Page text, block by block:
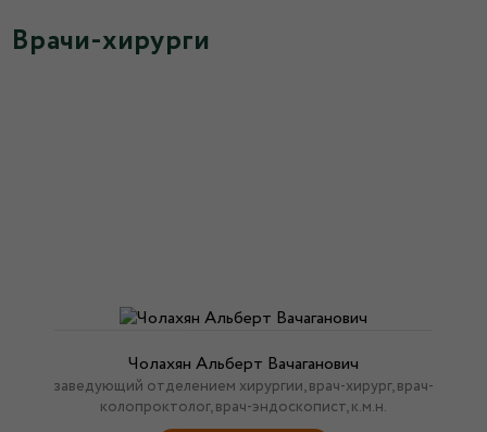
Врачи-хирурги
Чолахян Альберт Вачаганович
заведующий отделением хирургии, врач-хирург, врач-
колопроктолог, врач-эндоскопист, к.м.н.